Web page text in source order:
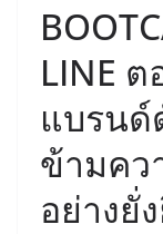
LINE
แบรนด์
ข้ามคว
อย่างยั่